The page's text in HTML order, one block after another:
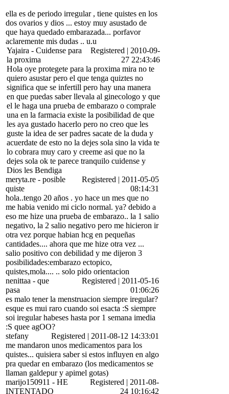
ella es de periodo irregular , tiene quistes en los
dos ovarios y dios ... estoy muy asustado de
que haya quedado embarazada... porfavor
aclaremente mis dudas .. u.u
Yajaira - Cuidense para
la proxima
Registered | 2010-09-
27 22:43:46
Hola oye protegete para la proxima mira no te
quiero asustar pero el que tenga quiztes no
significa que se infertill pero hay una manera
en que puedas saber llevala al ginecologo y que
el le haga una prueba de embarazo o comprale
una en la farmacia existe la posibilidad de que
les aya gustado hacerlo pero no creo que les
guste la idea de ser padres sacate de la duda y
acuerdate de esto no la dejes sola sino la vida te
lo cobrara muy caro y creeme asi que no la
dejes sola ok te parece tranquilo cuidense y
Dios les Bendiga
meryta.re - posible
quiste
Registered | 2011-05-05
08:14:31
hola..tengo 20 años . yo hace un mes que no
me habia venido mi ciclo normal. ya? debido a
eso me hize una prueba de embarazo.. la 1 salio
negativo, la 2 salio negativo pero me hicieron ir
otra vez porque habian hcg en pequeñas
cantidades.... ahora que me hize otra vez ...
salio positivo con debilidad y me dijeron 3
posibilidades:embarazo ectopico,
quistes,mola.... .. solo pido orientacion
nenittaa - que
pasa
Registered | 2011-05-16
01:06:26
es malo tener la menstruacion siempre iregular?
esque es mui raro cuando soi esacta :S siempre
soi iregular habeses hasta por 1 semana imedia
:S quee agOO?
stefany
Registered | 2011-08-12 14:33:01
me mandaron unos medicamentos para los
quistes... quisiera saber si estos influyen en algo
pra quedar en embarazo (los medicamentos se
llaman galdepur y apimel gotas)
marijo150911 - HE
INTENTADO
Registered | 2011-08-
24 10:16:42